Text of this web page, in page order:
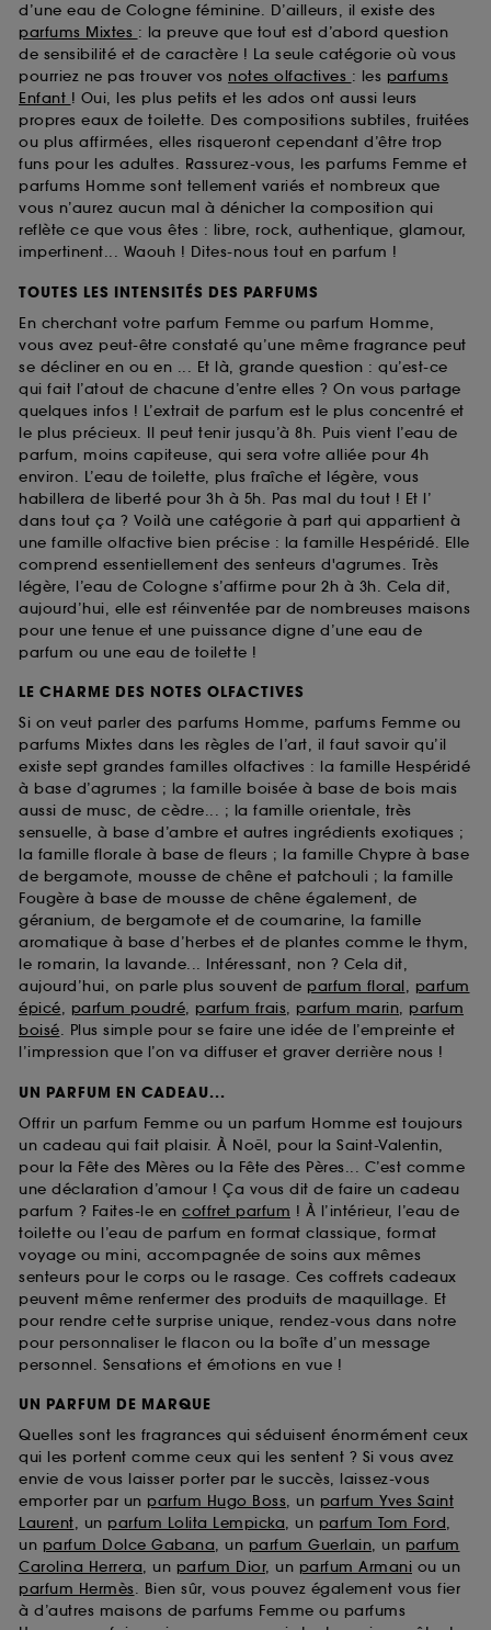
d’une eau de Cologne féminine. D’ailleurs, il existe des
parfums Mixtes : la preuve que tout est d’abord question
de sensibilité et de caractère ! La seule catégorie où vous
pourriez ne pas trouver vos notes olfactives : les parfums
Enfant ! Oui, les plus petits et les ados ont aussi leurs
propres eaux de toilette. Des compositions subtiles, fruitées
ou plus affirmées, elles risqueront cependant d’être trop
funs pour les adultes. Rassurez-vous, les parfums Femme et
parfums Homme sont tellement variés et nombreux que
vous n’aurez aucun mal à dénicher la composition qui
reflète ce que vous êtes : libre, rock, authentique, glamour,
impertinent... Waouh ! Dites-nous tout en parfum !
TOUTES LES INTENSITÉS DES PARFUMS
En cherchant votre parfum Femme ou parfum Homme,
vous avez peut-être constaté qu’une même fragrance peut
se décliner en ou en ... Et là, grande question : qu’est-ce
qui fait l’atout de chacune d’entre elles ? On vous partage
quelques infos ! L’extrait de parfum est le plus concentré et
le plus précieux. Il peut tenir jusqu’à 8h. Puis vient l’eau de
parfum, moins capiteuse, qui sera votre alliée pour 4h
environ. L’eau de toilette, plus fraîche et légère, vous
habillera de liberté pour 3h à 5h. Pas mal du tout ! Et l’
dans tout ça ? Voilà une catégorie à part qui appartient à
une famille olfactive bien précise : la famille Hespéridé. Elle
comprend essentiellement des senteurs d'agrumes. Très
légère, l’eau de Cologne s’affirme pour 2h à 3h. Cela dit,
aujourd’hui, elle est réinventée par de nombreuses maisons
pour une tenue et une puissance digne d’une eau de
parfum ou une eau de toilette !
LE CHARME DES NOTES OLFACTIVES
Si on veut parler des parfums Homme, parfums Femme ou
parfums Mixtes dans les règles de l’art, il faut savoir qu’il
existe sept grandes familles olfactives : la famille Hespéridé
à base d’agrumes ; la famille boisée à base de bois mais
aussi de musc, de cèdre... ; la famille orientale, très
sensuelle, à base d’ambre et autres ingrédients exotiques ;
la famille florale à base de fleurs ; la famille Chypre à base
de bergamote, mousse de chêne et patchouli ; la famille
Fougère à base de mousse de chêne également, de
géranium, de bergamote et de coumarine, la famille
aromatique à base d’herbes et de plantes comme le thym,
le romarin, la lavande... Intéressant, non ? Cela dit,
aujourd’hui, on parle plus souvent de parfum floral, parfum
épicé, parfum poudré, parfum frais, parfum marin, parfum
boisé. Plus simple pour se faire une idée de l’empreinte et
l’impression que l’on va diffuser et graver derrière nous !
UN PARFUM EN CADEAU...
Offrir un parfum Femme ou un parfum Homme est toujours
un cadeau qui fait plaisir. À Noël, pour la Saint-Valentin,
pour la Fête des Mères ou la Fête des Pères... C’est comme
une déclaration d’amour ! Ça vous dit de faire un cadeau
parfum ? Faites-le en coffret parfum ! À l’intérieur, l’eau de
toilette ou l’eau de parfum en format classique, format
voyage ou mini, accompagnée de soins aux mêmes
senteurs pour le corps ou le rasage. Ces coffrets cadeaux
peuvent même renfermer des produits de maquillage. Et
pour rendre cette surprise unique, rendez-vous dans notre
pour personnaliser le flacon ou la boîte d’un message
personnel. Sensations et émotions en vue !
UN PARFUM DE MARQUE
Quelles sont les fragrances qui séduisent énormément ceux
qui les portent comme ceux qui les sentent ? Si vous avez
envie de vous laisser porter par le succès, laissez-vous
emporter par un parfum Hugo Boss, un parfum Yves Saint
Laurent, un parfum Lolita Lempicka, un parfum Tom Ford,
un parfum Dolce Gabana, un parfum Guerlain, un parfum
Carolina Herrera, un parfum Dior, un parfum Armani ou un
parfum Hermès. Bien sûr, vous pouvez également vous fier
à d’autres maisons de parfums Femme ou parfums